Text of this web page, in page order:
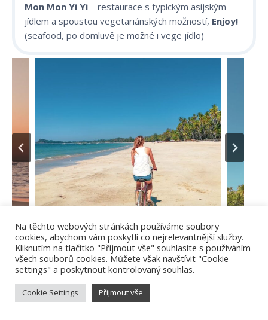
Mon Mon Yi Yi – restaurace s typickým asijským
jídlem a spoustou vegetariánských možností, Enjoy!
(seafood, po domluvě je možné i vege jídlo)
20. den: Přesun do Yangonu a
odlet
Na těchto webových stránkách používáme soubory
cookies, abychom vám poskytli co nejrelevantnější služby.
Kliknutím na tlačítko "Přijmout vše" souhlasíte s používáním
všech souborů cookies. Můžete však navštívit "Cookie
settings" a poskytnout kontrolovaný souhlas.
Cookie Settings Přijmout vše